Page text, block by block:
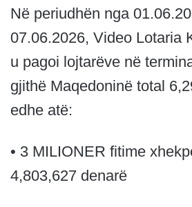
Në periudhën nga
07.06.2026, Video Lotaria
u pagoi lojtarëve në
gjithë Maqedoninë total
edhe atë:
• 3 MILIONER fitime
4,803,627 denarë